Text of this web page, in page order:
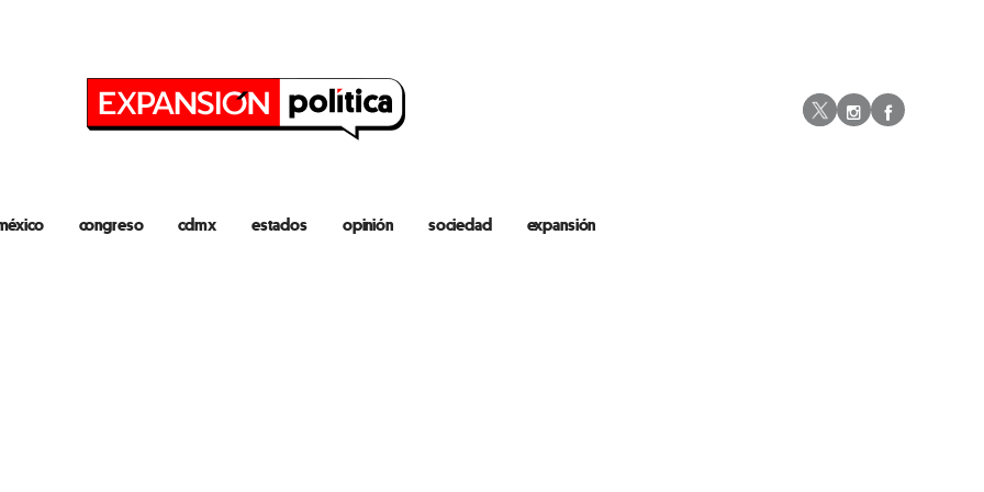
Instagram
congreso cdmx estados opinión sociedad expansión